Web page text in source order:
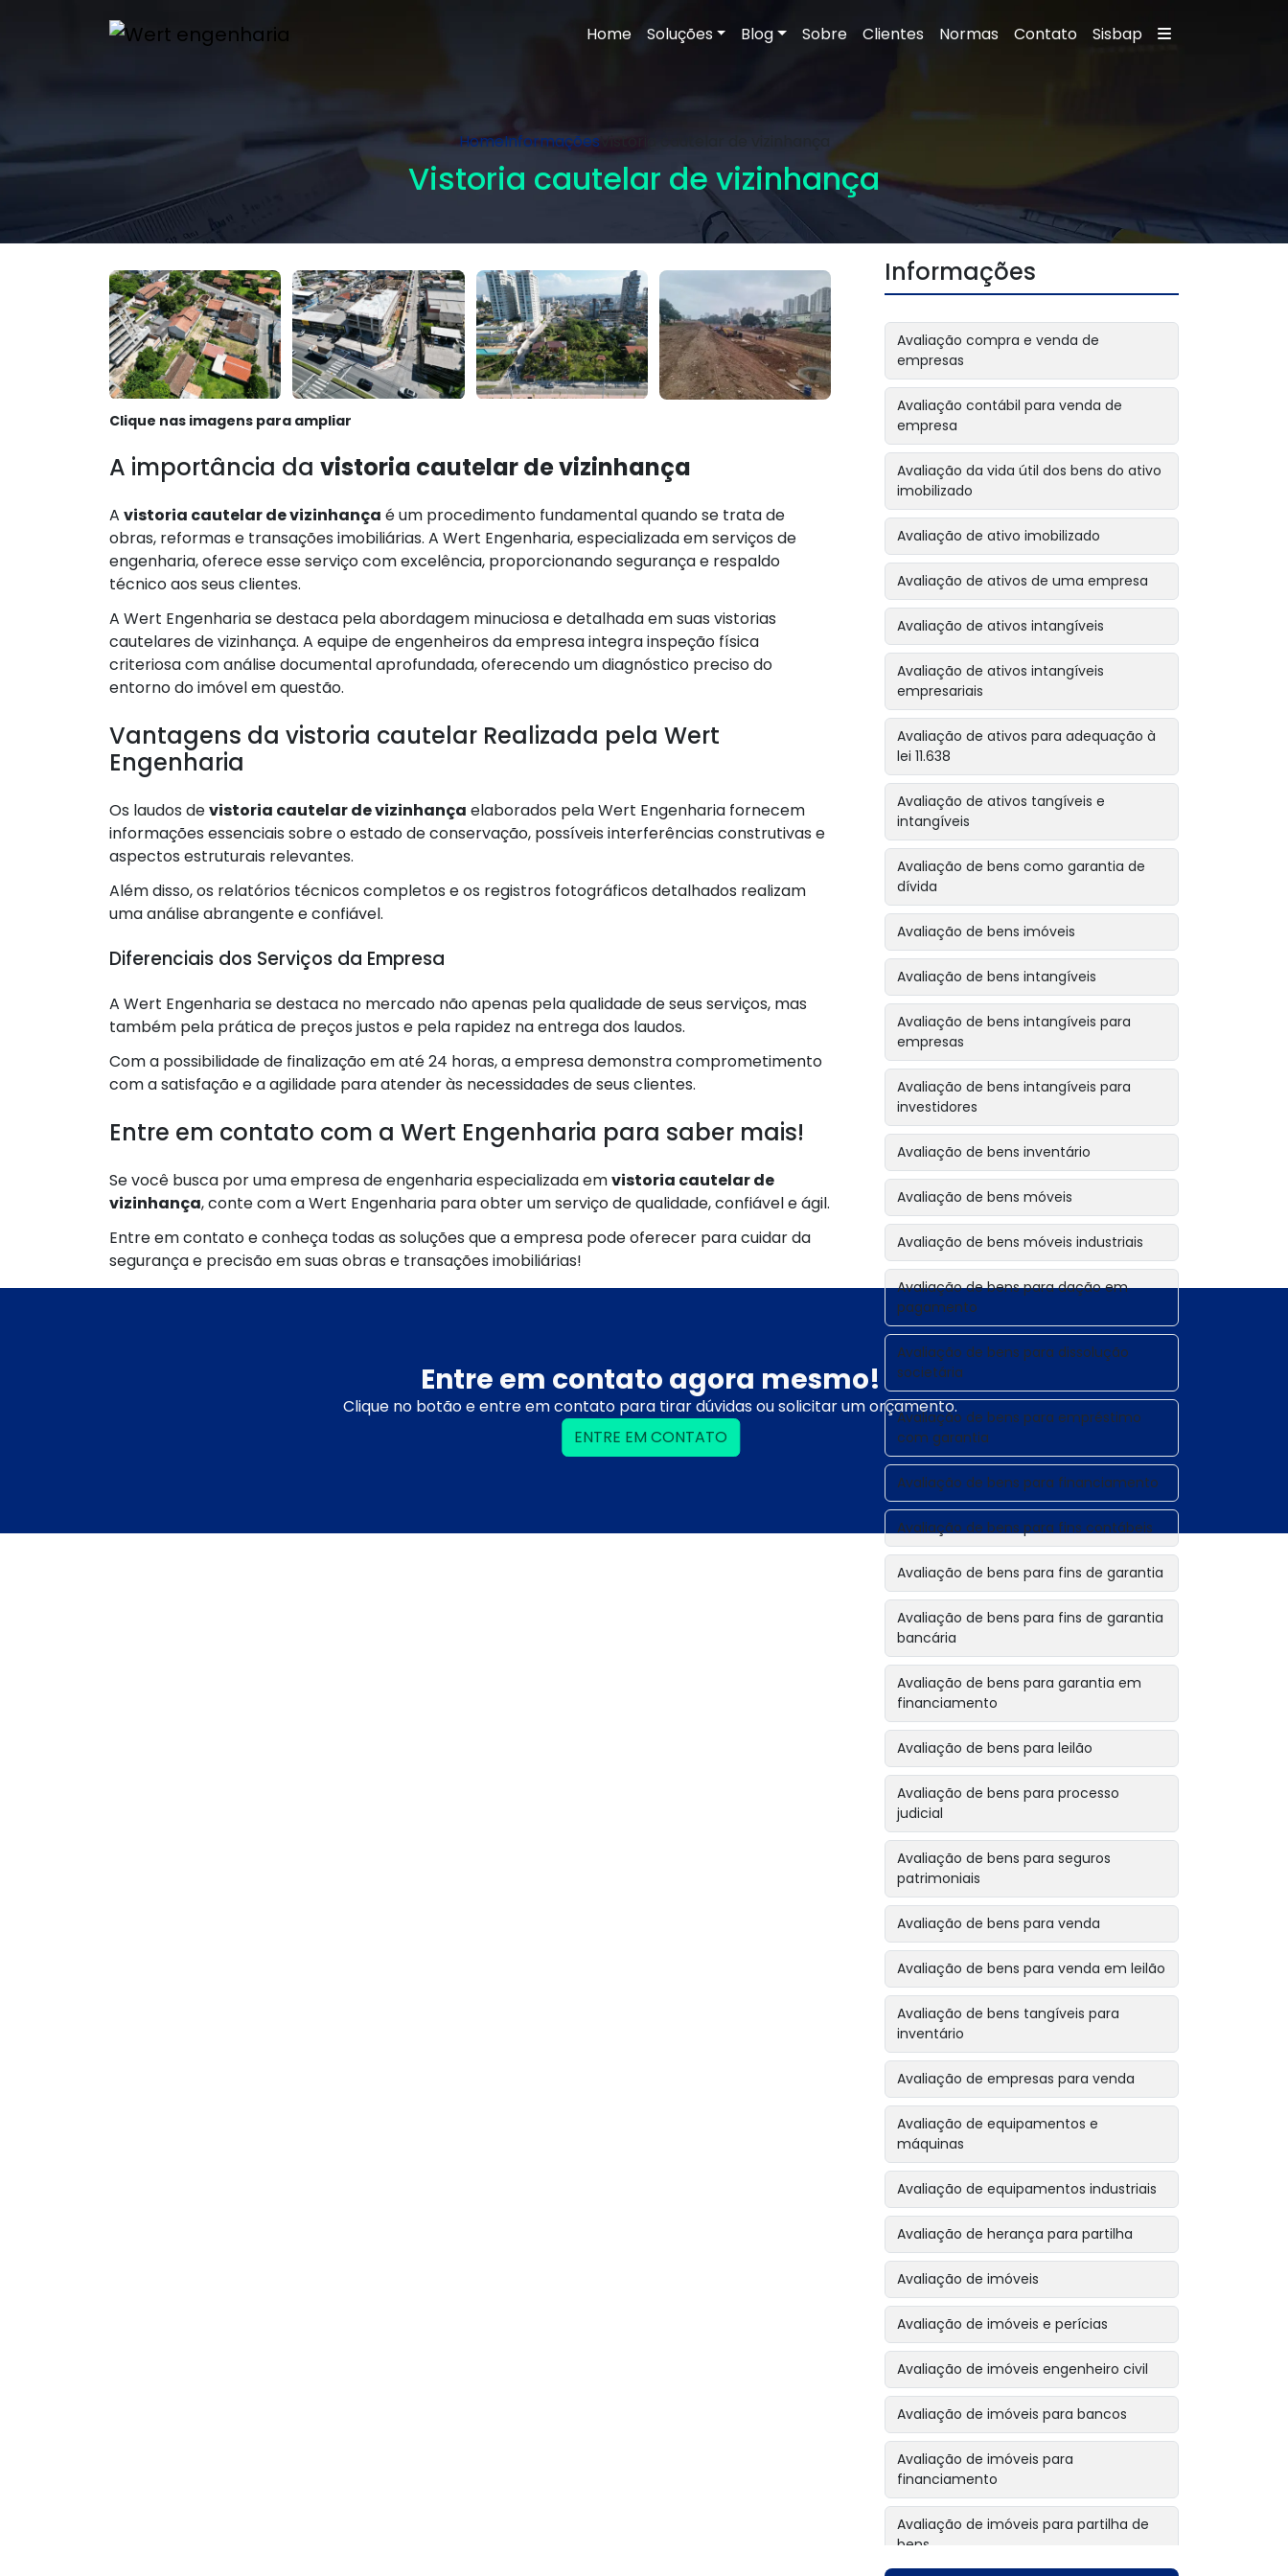
Home Soluções Blog Sobre Clientes Normas Contato Sisbap
HomeInformações
Vistoria cautelar de vizinhança
Clique nas imagens para ampliar
A importância da vistoria cautelar de vizinhança
A vistoria cautelar de vizinhança é um procedimento fundamental quando se trata de
obras, reformas e transações imobiliárias. A Wert Engenharia, especializada em serviços de
engenharia, oferece esse serviço com excelência, proporcionando segurança e respaldo
técnico aos seus clientes.
A Wert Engenharia se destaca pela abordagem minuciosa e detalhada em suas vistorias
cautelares de vizinhança. A equipe de engenheiros da empresa integra inspeção física
criteriosa com análise documental aprofundada, oferecendo um diagnóstico preciso do
entorno do imóvel em questão.
Vantagens da vistoria cautelar Realizada pela Wert
Engenharia
Os laudos devistoria cautelar de vizinhança elaborados pela Wert Engenharia fornecem
informações essenciais sobre o estado de conservação, possíveis interferências construtivas e
aspectos estruturais relevantes.
Além disso, os relatórios técnicos completos e os registros fotográficos detalhados realizam
uma análise abrangente e confiável.
Diferenciais dos Serviços da Empresa
A Wert Engenharia se destaca no mercado não apenas pela qualidade de seus serviços, mas
também pela prática de preços justos e pela rapidez na entrega dos laudos.
Com a possibilidade de finalização em até 24 horas, a empresa demonstra comprometimento
com a satisfação e a agilidade para atender às necessidades de seus clientes.
Entre em contato com a Wert Engenharia para saber mais!
Se você busca por uma empresa de engenharia especializada emvistoria cautelar de
vizinhança, conte com a Wert Engenharia para obter um serviço de qualidade, confiável e ágil.
Entre em contato e conheça todas as soluções que a empresa pode oferecer para cuidar da
segurança e precisão em suas obras e transações imobiliárias!
Entre em contato agora mesmo!
Clique no botão e entre em contato para tirar dúvidas ou solicitar um orçamento.
ENTRE EM CONTATO
Informações
Avaliação compra e venda de
empresas
Avaliação contábil para venda de
empresa
Avaliação da vida útil dos bens do ativo
imobilizado
Avaliação de ativo imobilizado
Avaliação de ativos de uma empresa
Avaliação de ativos intangíveis
Avaliação de ativos intangíveis
empresariais
Avaliação de ativos para adequação à
lei 11.638
Avaliação de ativos tangíveis e
intangíveis
Avaliação de bens como garantia de
dívida
Avaliação de bens imóveis
Avaliação de bens intangíveis
Avaliação de bens intangíveis para
empresas
Avaliação de bens intangíveis para
investidores
Avaliação de bens inventário
Avaliação de bens móveis
Avaliação de bens móveis industriais
Avaliação de bens para dação em
pagamento
Avaliação de bens para dissolução
societária
Avaliação de bens para empréstimo
com garantia
Avaliação de bens para financiamento
Avaliação de bens para fins contábeis
Avaliação de bens para fins de garantia
Avaliação de bens para fins de garantia
bancária
Avaliação de bens para garantia em
financiamento
Avaliação de bens para leilão
Avaliação de bens para processo
judicial
Avaliação de bens para seguros
patrimoniais
Avaliação de bens para venda
Avaliação de bens para venda em leilão
Avaliação de bens tangíveis para
inventário
Avaliação de empresas para venda
Avaliação de equipamentos e
máquinas
Avaliação de equipamentos industriais
Avaliação de herança para partilha
Avaliação de imóveis
Avaliação de imóveis e perícias
Avaliação de imóveis engenheiro civil
Avaliação de imóveis para bancos
Avaliação de imóveis para
financiamento
Avaliação de imóveis para partilha de
bens